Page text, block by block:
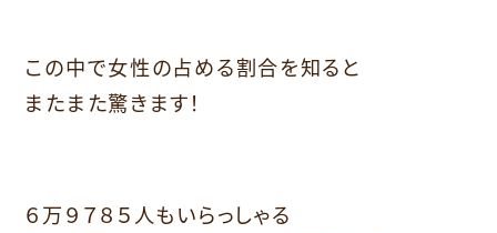
この中で女性の占める割合を知ると
またまた驚きます！
６万９７８５人もいらっしゃる